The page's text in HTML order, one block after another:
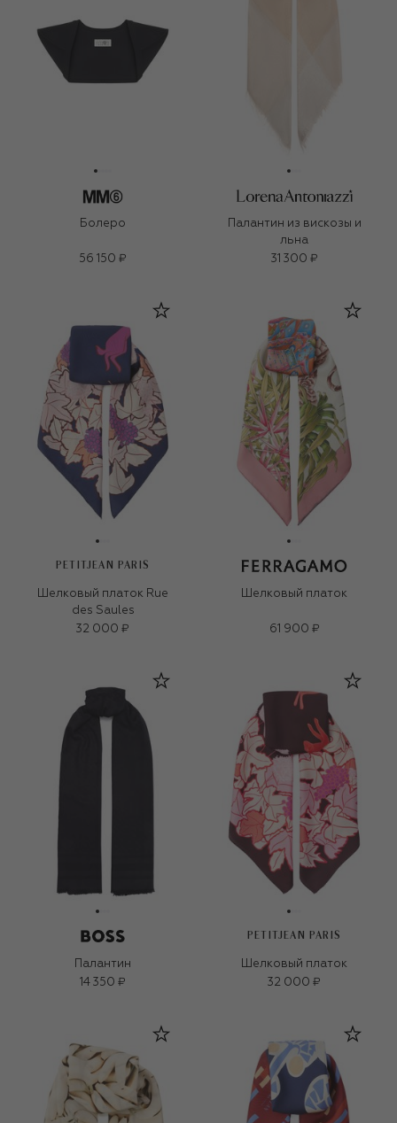
Болеро
56 150 ₽
Палантин из вискозы и
льна
31 300 ₽
PETITJEAN PARIS
Шелковый платок Rue
des Saules
32 000 ₽
Шелковый платок
61 900 ₽
Палантин
14 350 ₽
PETITJEAN PARIS
Шелковый платок
32 000 ₽